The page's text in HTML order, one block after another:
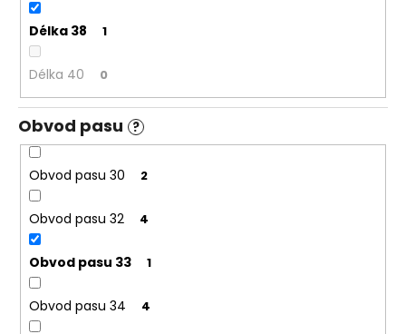
Délka 38 1
Délka 40 0
Obvod pasu ?
Obvod pasu 30 2
Obvod pasu 32 4
Obvod pasu 33 1
Obvod pasu 34 4